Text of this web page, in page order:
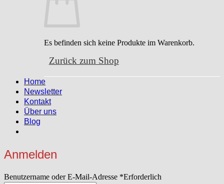
Es befinden sich keine Produkte im Warenkorb.
Zurück zum Shop
Home
Newsletter
Kontakt
Über uns
Blog
Anmelden
Benutzername oder E-Mail-Adresse *Erforderlich